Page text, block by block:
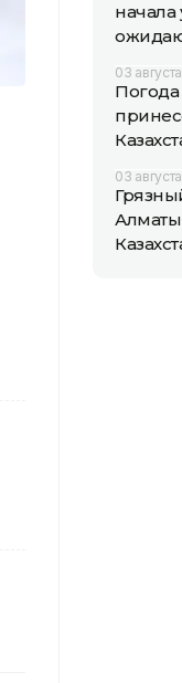
03
03
Алматы